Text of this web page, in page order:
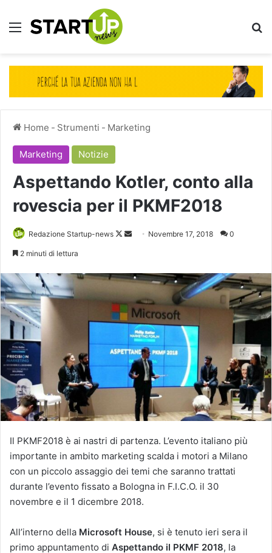
Menu
Home - Strumenti - Marketing
Marketing Notizie
Aspettando Kotler, conto alla
rovescia per il PKMF2018
Redazione Startup-news
Follow
Invia Novembre 17, 2018 0
2 minuti di lettura
Il PKMF2018 è ai nastri di partenza. L’evento italiano più
importante in ambito marketing scalda i motori a Milano
con un piccolo assaggio dei temi che saranno trattati
durante l’evento fissato a Bologna in F.I.C.O. il 30
novembre e il 1 dicembre 2018.
All’interno della Microsoft House, si è tenuto ieri sera il
primo appuntamento di Aspettando il PKMF 2018, la